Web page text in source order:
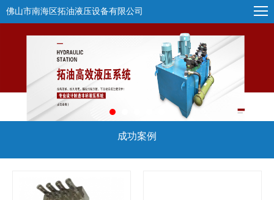
佛山市南海区拓油液压设备有限公司
成功案例